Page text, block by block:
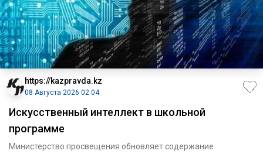
https://kazpravda.kz
08 Августа 2026 02:04
Искусственный интеллект в школьной
программе
Министерство просвещения обновляет содержание